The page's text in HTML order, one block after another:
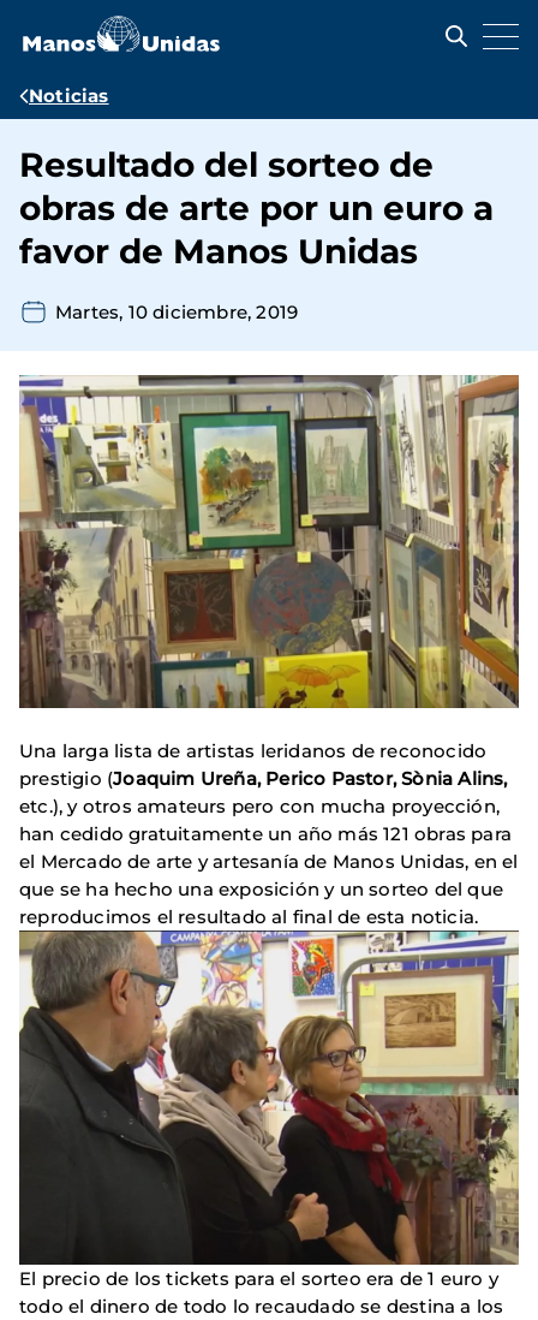
contenido
Ruta
navegación
Noticias
Resultado del sorteo de
obras de arte por un euro a
favor de Manos Unidas
Martes, 10 diciembre, 2019
Una larga lista de artistas leridanos de reconocido
prestigio (Joaquim Ureña, Perico Pastor, Sònia Alins,
etc.), y otros amateurs pero con mucha proyección,
han cedido gratuitamente un año más 121 obras para
el Mercado de arte y artesanía de Manos Unidas, en el
que se ha hecho una exposición y un sorteo del que
reproducimos el resultado al final de esta noticia.
El precio de los tickets para el sorteo era de 1 euro y
todo el dinero de todo lo recaudado se destina a los